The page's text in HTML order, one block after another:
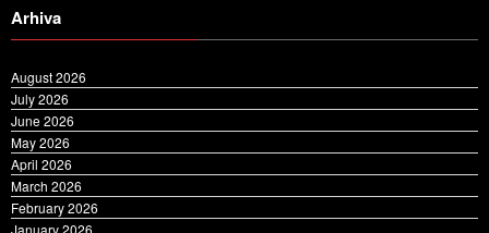
Arhiva
August 2026
July 2026
June 2026
May 2026
April 2026
March 2026
February 2026